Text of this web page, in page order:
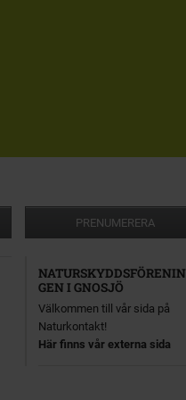
PRENUMERERA
NATURSKYDDSFÖRENIN
GEN I GNOSJÖ
Välkommen till vår sida på
Naturkontakt!
Här finns vår externa sida